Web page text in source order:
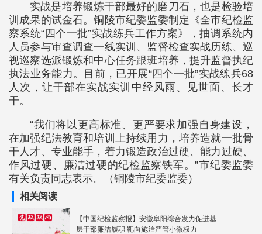
实战是培养锻炼干部最好的磨刀石，也是检验培
训成果的试金石。铜陵市纪委监委制定《全市纪检监
察系统“四个一批”实战练兵工作方案》，抽调系统内
人员参与审查调查一线实训、监督检查实战历练、巡
视巡察选派锻炼和中心任务跟班培养，提升监督执纪
执法业务能力。目前，已开展“四个一批”实战练兵68
人次，让干部在实战实训中经风雨、见世面、长才
干。
“我们将以更高标准、更严要求加强自身建设，
在加强纪法教育和培训上持续用力，培养造就一批骨
干人才、专业能手，着力锻造政治过硬、能力过硬、
作风过硬、廉洁过硬的纪检监察铁军。”市纪委监委
有关负责同志表示。（铜陵市纪委监委）
相关阅读
【中国纪检监察报】安徽阜阳综合发力促进基
层干部廉洁履职 靶向施治严管小微权力